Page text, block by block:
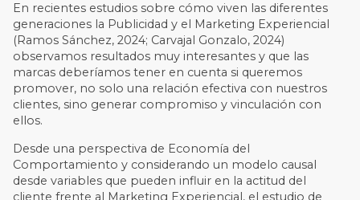
En recientes estudios sobre cómo viven las diferentes
generaciones la Publicidad y el Marketing Experiencial
(Ramos Sánchez, 2024; Carvajal Gonzalo, 2024)
observamos resultados muy interesantes y que las
marcas deberíamos tener en cuenta si queremos
promover, no solo una relación efectiva con nuestros
clientes, sino generar compromiso y vinculación con
ellos.
Desde una perspectiva de Economía del
Comportamiento y considerando un modelo causal
desde variables que pueden influir en la actitud del
cliente frente al Marketing Experiencial, el estudio de